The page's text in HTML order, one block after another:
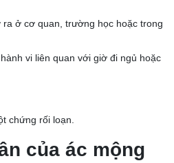
ra ở cơ quan, trường học hoặc trong
vi liên quan với giờ đi ngủ hoặc
chứng rối loạn.
của ác mộng